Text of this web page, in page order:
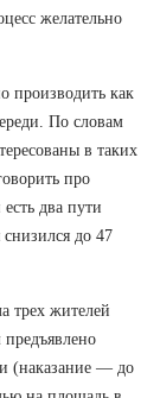
желательно
производить как
По словам
в таких
про
два пути
до 47
трех жителей
(наказание — до